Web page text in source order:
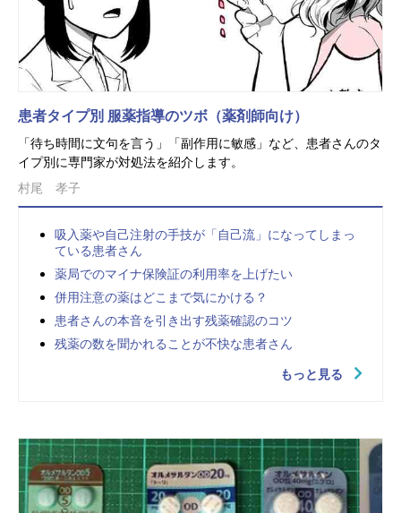
患者タイプ別 服薬指導のツボ（薬剤師向け）
「待ち時間に文句を言う」「副作用に敏感」など、患者さんのタ
イプ別に専門家が対処法を紹介します。
村尾 孝子
吸入薬や自己注射の手技が「自己流」になってしまっ
ている患者さん
薬局でのマイナ保険証の利用率を上げたい
併用注意の薬はどこまで気にかける？
患者さんの本音を引き出す残薬確認のコツ
残薬の数を聞かれることが不快な患者さん
もっと見る